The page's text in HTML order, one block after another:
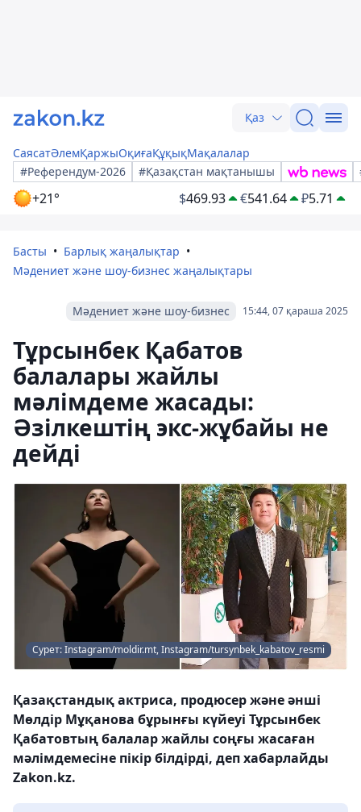
Қаз
СаясатӘлемҚаржыОқиғаҚұқықМақалалар
#Референдум-2026
#Қазақстан мақтанышы
+21° $469.93 €541.64 ₽5.71
Басты
Барлық жаңалықтар
Мәдениет және шоу-бизнес жаңалықтары
15:44, 07 қараша 2025
Мәдениет және шоу-бизнес
Тұрсынбек Қабатов
балалары жайлы
мәлімдеме жасады:
Әзілкештің экс-жұбайы не
дейді
Сурет: Instagram/moldir.mt, Instagram/tursynbek_kabatov_resmi
Қазақстандық актриса, продюсер және әнші
Мөлдір Мұқанова бұрынғы күйеуі Тұрсынбек
Қабатовтың балалар жайлы соңғы жасаған
мәлімдемесіне пікір білдірді, деп хабарлайды
Zakon.kz.